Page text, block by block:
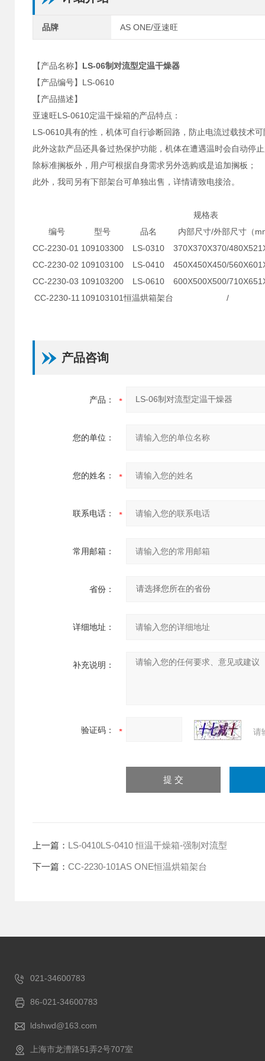
品牌 AS ONE/亚速旺
【产品名称】 LS-06制对流型定温干燥器
【产品编号】LS-0610
【产品描述】
亚速旺LS-0610定温干燥箱的产品特点：
LS-0610具有的性，机体可自行诊断回路，防止电流过载技术
此外这款产品还具备过热保护功能，机体在遭遇温时会自动停
除标准搁板外，用户可根据自身需求另外选购或是追加搁板；
此外，我司另有下部架台可单独出售，详情请致电接洽。
规格表
编号
型号 品名
内部尺寸/外部尺寸（
CC-2230-01 109103300 LS-0310
370X370X370/
CC-2230-02 109103100 LS-0410
450X450X450/
CC-2230-03 109103200 LS-0610
600X500X500/
CC-2230-11 109103101恒温烘箱架台 /
产品咨询
产品：
您的单位：
您的姓名：
联系电话：
常用邮箱：
省份：
详细地址：
补充说明：
验证码： 请
上一篇： LS-0410LS-0410 恒温干燥箱-强制对流型
下一篇： CC-2230-101AS ONE恒温烘箱架台
021-34600783
86-021-34600783
ldshwd@163.com
上海市龙漕路51弄2号707室